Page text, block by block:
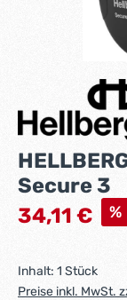
Secure 3
Verkaufspreis:
34,11 € %
Inhalt: 1 Stück
Preise inkl. MwSt.